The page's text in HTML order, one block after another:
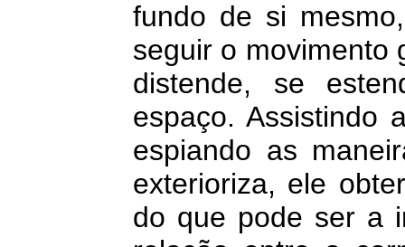
fundo de si
seguir o movimento
distende, se
espaço. Assistindo
espiando as
exterioriza, ele
do que pode ser a